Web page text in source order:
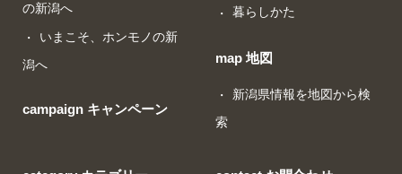
の新潟へ
いまこそ、ホンモノの新
潟へ
campaign キャンペーン
暮らしかた
map 地図
新潟県情報を地図から検
索